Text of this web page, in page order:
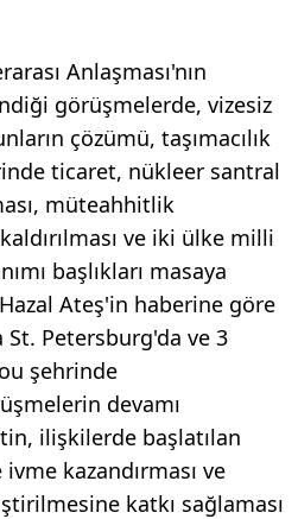
Anlaşması'nın
görüşmelerde, vizesiz
çözümü, taşımacılık
ticaret, nükleer santral
müteahhitlik
ve iki ülke milli
başlıkları masaya
Ateş'in haberine göre
Petersburg'da ve 3
şehrinde
devamı
ilişkilerde başlatılan
kazandırması ve
katkı sağlaması